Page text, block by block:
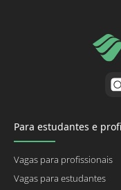
Para estudantes e
Vagas para profissionais
Vagas para estudantes